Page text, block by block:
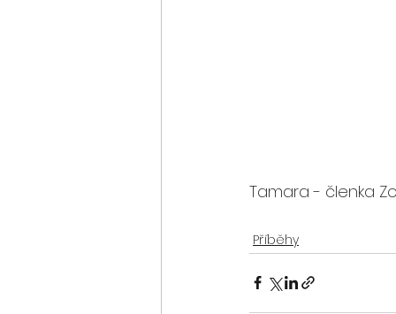
Tamara - členka
Příběhy